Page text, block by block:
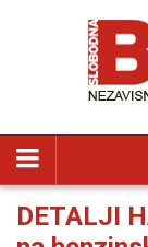
DETALJI